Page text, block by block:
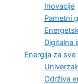
Inovacije
Pametni
Digitalna
Energija za sve
Održiva